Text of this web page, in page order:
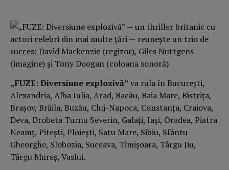
„FUZE: Diversiune explozivă”va rula în București,
Alexandria, Alba Iulia, Arad, Bacău, Baia Mare, Bistrița,
Brașov, Brăila, Buzău, Cluj-Napoca, Constanța, Craiova,
Deva, Drobeta Turnu Severin, Galați, Iași, Oradea, Piatra
Neamț, Pitești, Ploiești, Satu Mare, Sibiu, Sfântu
Gheorghe, Slobozia, Suceava, Timișoara, Târgu Jiu,
Târgu Mureș, Vaslui.